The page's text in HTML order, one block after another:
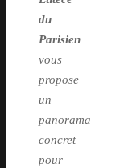
du
Parisien
vous
propose
un
panorama
concret
pour